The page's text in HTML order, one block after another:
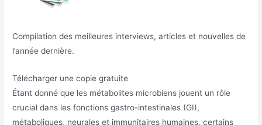
Compilation des meilleures interviews, articles et nouvelles de
l’année dernière.
Télécharger une copie gratuite
Étant donné que les métabolites microbiens jouent un rôle
crucial dans les fonctions gastro-intestinales (GI),
métaboliques, neurales et immunitaires humaines, certains